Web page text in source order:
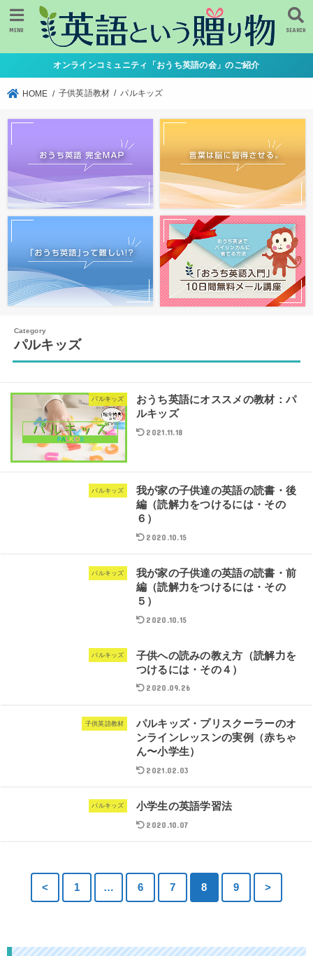
SEARCH
MENU
オンラインコミュニティ「おうち英語の会」のご紹介
HOME 子供英語教材 パルキッズ
パルキッズ
パルキッズ
おうち英語にオススメの教材：パ
ルキッズ
2021.11.18
パルキッズ
我が家の子供達の英語の読書・後
編（読解力をつけるには・その
６）
2020.10.15
パルキッズ
我が家の子供達の英語の読書・前
編（読解力をつけるには・その
５）
2020.10.15
パルキッズ
子供への読みの教え方（読解力を
つけるには・その４）
2020.09.26
子供英語教材
パルキッズ・プリスクーラーのオ
ンラインレッスンの実例（赤ちゃ
ん〜小学生）
2021.02.03
パルキッズ 小学生の英語学習法
2020.10.07
< 1 … 6 7 8 9 >